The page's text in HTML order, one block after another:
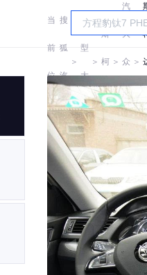
当
前
位
置:
搜
狐
汽
车
＞
车
型
大
全
＞
斯
柯
达
＞
汽
大
众
斯
柯
达
＞